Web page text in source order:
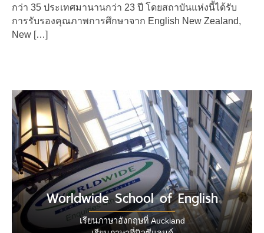
กว่า 35 ประเทศมานานกว่า 23 ปี โดยสถาบันแห่งนี้ได้รับ
การรับรองคุณภาพการศึกษาจาก English New Zealand,
New […]
Worldwide School of English
เรียนภาษาอังกฤษที่ Auckland